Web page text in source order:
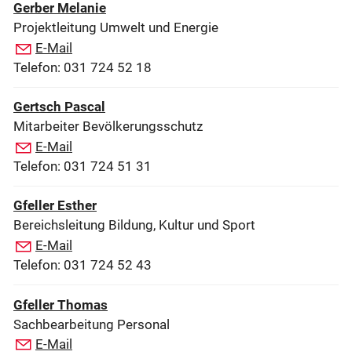
Gerber Melanie
Projektleitung Umwelt und Energie
E-Mail
Telefon: 031 724 52 18
Gertsch Pascal
Mitarbeiter Bevölkerungsschutz
E-Mail
Telefon: 031 724 51 31
Gfeller Esther
Bereichsleitung Bildung, Kultur und Sport
E-Mail
Telefon: 031 724 52 43
Gfeller Thomas
Sachbearbeitung Personal
E-Mail